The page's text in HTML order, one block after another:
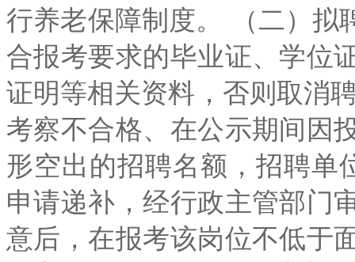
行养老保障制度。 （二）拟
合报考要求的毕业证、学位
证明等相关资料，否则取消
考察不合格、在公示期间因
形空出的招聘名额，招聘单
申请递补，经行政主管部门
意后，在报考该岗位不低于